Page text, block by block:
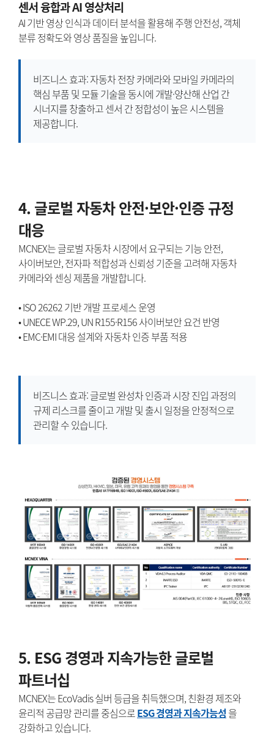
센서 융합과 AI 영상처리
AI 기반 영상 인식과 데이터 분석을 활용해 주행 안전성, 객체
분류 정확도와 영상 품질을 높입니다.
비즈니스 효과: 자동차 전장 카메라와 모바일 카메라의
핵심 부품 및 모듈 기술을 동시에 개발·양산해 산업 간
시너지를 창출하고 센서 간 정합성이 높은 시스템을
제공합니다.
4. 글로벌 자동차 안전·보안·인증 규정
대응
MCNEX는 글로벌 자동차 시장에서 요구되는 기능 안전,
사이버보안, 전자파 적합성과 신뢰성 기준을 고려해 자동차
카메라와 센싱 제품을 개발합니다.
• ISO 26262 기반 개발 프로세스 운영
• UNECE WP.29, UN R155·R156 사이버보안 요건 반영
• EMC·EMI 대응 설계와 자동차 인증 부품 적용
비즈니스 효과: 글로벌 완성차 인증과 시장 진입 과정의
규제 리스크를 줄이고 개발 및 출시 일정을 안정적으로
관리할 수 있습니다.
5. ESG 경영과 지속가능한 글로벌
파트너십
MCNEX는 EcoVadis 실버 등급을 취득했으며, 친환경 제조와
윤리적 공급망 관리를 중심으로ESG 경영과 지속가능성 을
강화하고 있습니다.